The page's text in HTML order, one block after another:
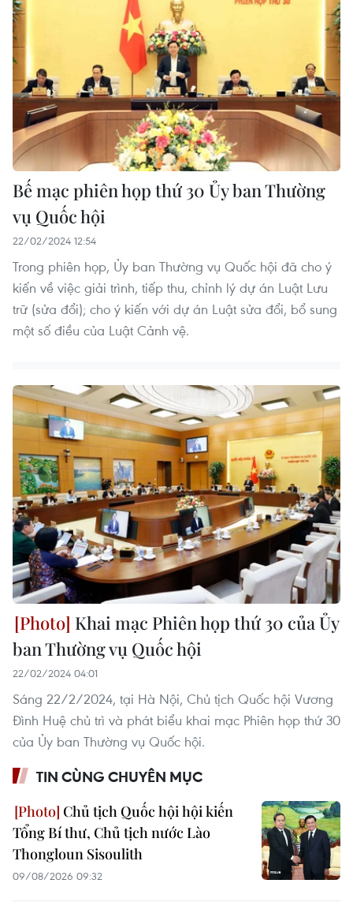
Bế mạc phiên họp thứ 30 Ủy ban Thường
vụ Quốc hội
22/02/2024 12:54
Trong phiên họp, Ủy ban Thường vụ Quốc hội đã cho ý
kiến về việc giải trình, tiếp thu, chỉnh lý dự án Luật Lưu
trữ (sửa đổi); cho ý kiến với dự án Luật sửa đổi, bổ sung
một số điều của Luật Cảnh vệ.
Khai mạc Phiên họp thứ 30 của Ủy
ban Thường vụ Quốc hội
22/02/2024 04:01
Sáng 22/2/2024, tại Hà Nội, Chủ tịch Quốc hội Vương
Đình Huệ chủ trì và phát biểu khai mạc Phiên họp thứ 30
của Ủy ban Thường vụ Quốc hội.
TIN CÙNG CHUYÊN MỤC
Chủ tịch Quốc hội hội kiến
Tổng Bí thư, Chủ tịch nước Lào
Thongloun Sisoulith
09/08/2026 09:32